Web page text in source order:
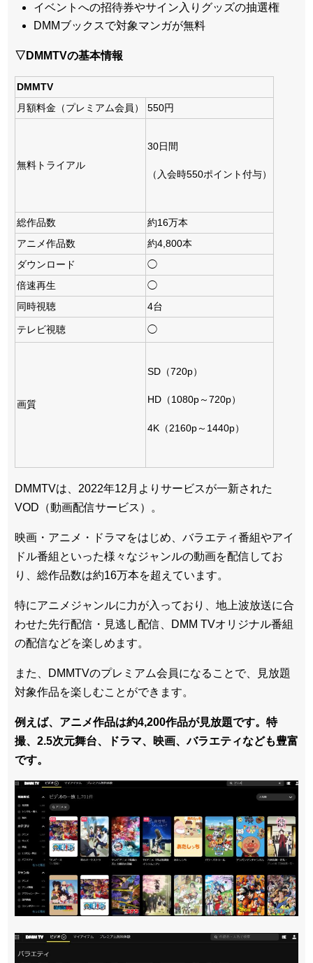
イベントへの招待券やサイン入りグッズの抽選権
DMMブックスで対象マンガが無料
▽DMMTVの基本情報
DMMTV
月額料金（プレミアム会員）
550円
無料トライアル
30日間
（入会時550ポイント付与）
総作品数
約16万本
アニメ作品数
約4,800本
ダウンロード
◯
倍速再生
◯
同時視聴
4台
テレビ視聴 ◯
画質
SD（720p）
HD（1080p～720p）
4K（2160p～1440p）
DMMTVは、2022年12月よりサービスが一新された
VOD（動画配信サービス）。
映画・アニメ・ドラマをはじめ、バラエティ番組やアイ
ドル番組といった様々なジャンルの動画を配信してお
り、総作品数は約16万本を超えています。
特にアニメジャンルに力が入っており、地上波放送に合
わせた先行配信・見逃し配信、DMM TVオリジナル番組
の配信などを楽しめます。
また、DMMTVのプレミアム会員になることで、見放題
対象作品を楽しむことができます。
例えば、アニメ作品は約4,200作品が見放題です。特
撮、2.5次元舞台、ドラマ、映画、バラエティなども豊富
です。